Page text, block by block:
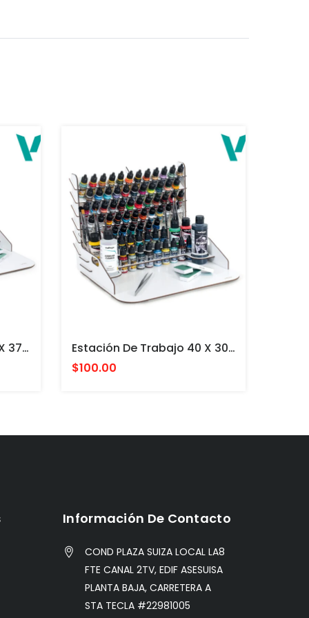
Estación De Trabajo 50 X 37 Cm PARA PINTURAS ACRILICAS VALLEJO Y ACCESORIOS
Estación De Trabajo 40 X 30 Cm Con Almacenamiento Vertical PARA PINTURAS VALLEJO Y ACCESORIOS
$100.00
Información De Contacto
COND PLAZA SUIZA LOCAL LA8
FTE CANAL 2TV, EDIF ASESUISA
PLANTA BAJA, CARRETERA A
STA TECLA #22981005